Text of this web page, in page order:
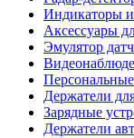
Индикаторы
Аксессуары
Эмулятор
Держатели
Зарядные
Держатели